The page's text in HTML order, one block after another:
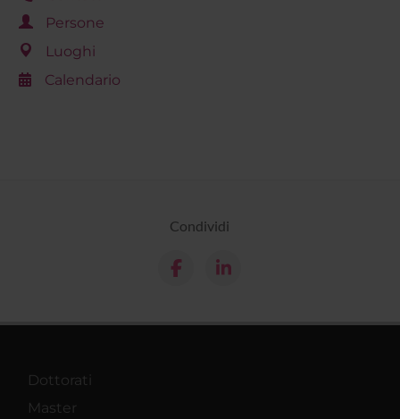
Persone
Luoghi
Calendario
Condividi
Dottorati
Master